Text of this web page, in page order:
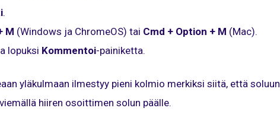
.
M (Windows ja ChromeOS) tai Cmd + Option + M (Mac).
lopuksi Kommentoi-painiketta.
yläkulmaan ilmestyy pieni kolmio merkiksi siitä, että soluun
hiiren osoittimen solun päälle.